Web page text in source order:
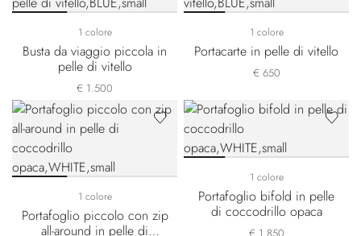
1 colore
Busta da viaggio piccola in
pelle di vitello
€ 1.500
1 colore
Portacarte in pelle di vitello
€ 650
1 colore
Portafoglio piccolo con zip
all-around in pelle di
1 colore
Portafoglio bifold in pelle
di coccodrillo opaca